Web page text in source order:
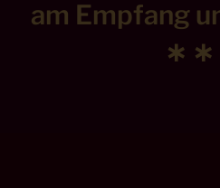
am Empfang
∗ ∗